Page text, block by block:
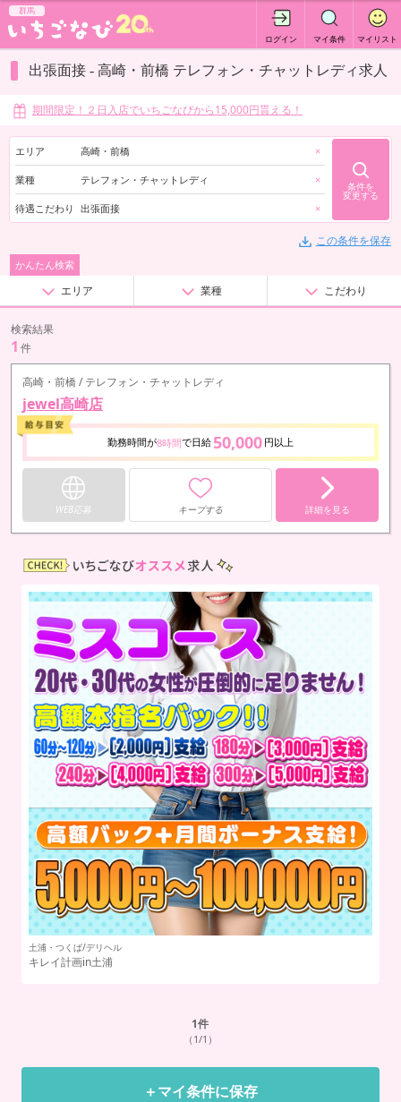
群馬
ログイン マイ条件 マイリスト
出張面接 - 高崎・前橋 テレフォン・チャットレディ求人
期間限定！２日入店でいちごなびから15,000円貰える！
エリア 高崎・前橋 ×
業種 テレフォン・チャットレディ ×
待遇こだわり 出張面接 ×
条件を
変更する
この条件を保存
かんたん検索
エリア 業種 こだわり
検索結果
1 件
高崎・前橋 / テレフォン・チャットレディ
jewel高崎店
勤務時間が8時間で日給 50,000 円以上
WEB応募 キープする 詳細を見る
土浦・つくば/デリヘル
キレイ計画in土浦
1件
（1/1）
＋マイ条件に保存